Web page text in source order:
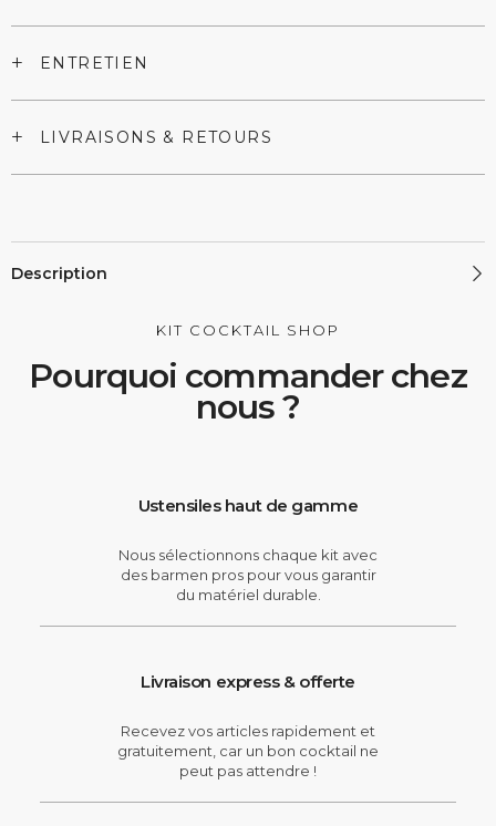
+ ENTRETIEN
+ LIVRAISONS & RETOURS
Description
KIT COCKTAIL SHOP
Pourquoi commander chez
nous ?
Ustensiles haut de gamme
Nous sélectionnons chaque kit avec
des barmen pros pour vous garantir
du matériel durable.
Livraison express & offerte
Recevez vos articles rapidement et
gratuitement, car un bon cocktail ne
peut pas attendre !